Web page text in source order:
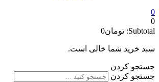
0
0
Subtotal: تومان0
سبد خرید شما خالی است.
جستجو کردن
جستجو کردن